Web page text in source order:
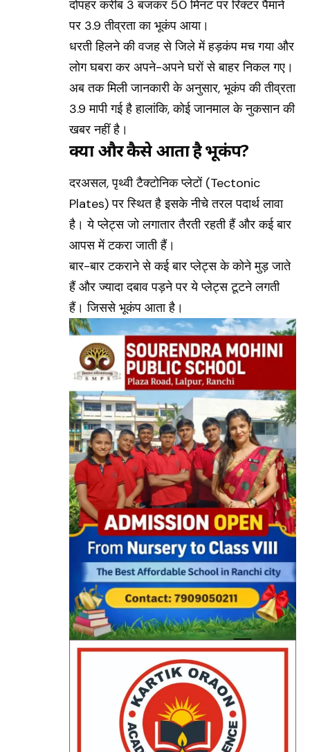
दोपहर करीब 3 बजकर 50 मिनट पर रिक्टर पैमाने
पर 3.9 तीव्रता का भूकंप आया।
धरती हिलने की वजह से जिले में हड़कंप मच गया और
लोग घबरा कर अपने-अपने घरों से बाहर निकल गए।
अब तक मिली जानकारी के अनुसार, भूकंप की तीव्रता
3.9 मापी गई है हालांकि, कोई जानमाल के नुकसान की
खबर नहीं है।
क्यों और कैसे आता है भूकंप?
दरअसल, पृथ्‍वी टैक्टोनिक प्लेटों (Tectonic
Plates) पर स्थित है इसके नीचे तरल पदार्थ लावा
है। ये प्लेट्स जो लगातार तैरती रहती हैं और कई बार
आपस में टकरा जाती हैं।
बार-बार टकराने से कई बार प्लेट्स के कोने मुड़ जाते
हैं और ज्‍यादा दबाव पड़ने पर ये प्‍लेट्स टूटने लगती
हैं। जिससे भूकंप आता है।